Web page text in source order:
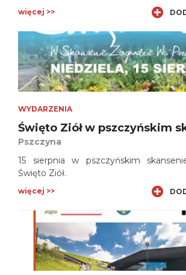
czekają warsztaty, koncerty i imprezy
które pozwolą przekonać się, jak
tańce oraz dać możliwość podziwiania
zaproszonych gości podczas pokazów.
więcej >>
WYDARZENIA
Święto Ziół w pszczyńskim
Pszczyna
15 sierpnia w pszczyńskim
Święto Ziół.
więcej >>